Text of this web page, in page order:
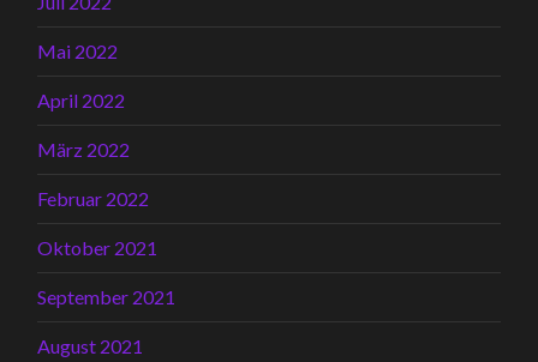
Mai 2022
April 2022
März 2022
Februar 2022
Oktober 2021
September 2021
August 2021